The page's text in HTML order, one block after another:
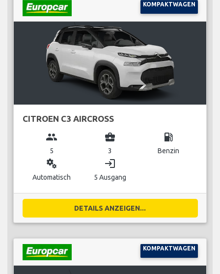
KOMPAKTWAGEN
CITROEN C3 AIRCROSS
group
5
business_center
3
local_gas_station
Benzin
miscellaneous_services
Automatisch
login
5 Ausgang
DETAILS ANZEIGEN...
KOMPAKTWAGEN